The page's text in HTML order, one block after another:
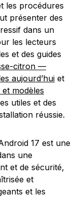
les procédures
présenter des
dans un
les lecteurs
et des guides
citron —
aujourd’hui et
modèles
utiles et des
réussie.
17 est une
une
et de sécurité,
et
et les